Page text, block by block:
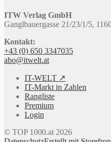
ITW Verlag GmbH
Ganglbauergasse 21/23/1/5,
Kontakt:
+43 (0) 650 3347035
abo@itwelt.at
IT-WELT ↗
IT-Markt in Zahlen
Rangliste
Premium
Login
© TOP 1000.at 2026